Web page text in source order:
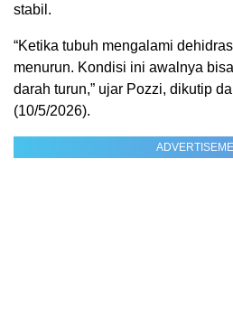
stabil.
“Ketika tubuh mengalami
menurun. Kondisi ini awalnya
darah turun,” ujar Pozzi, dikutip
(10/5/2026).